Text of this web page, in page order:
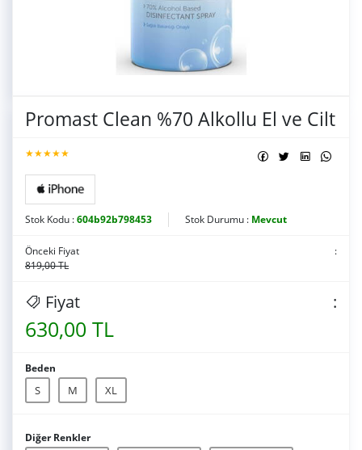
Promast Clean %70 Alkollu El ve Cilt
★★★★★
Stok Kodu :604b92b798453 Stok Durumu : Mevcut
Önceki Fiyat
:
819,00 TL
Fiyat :
630,00 TL
Beden
S M XL
Diğer Renkler